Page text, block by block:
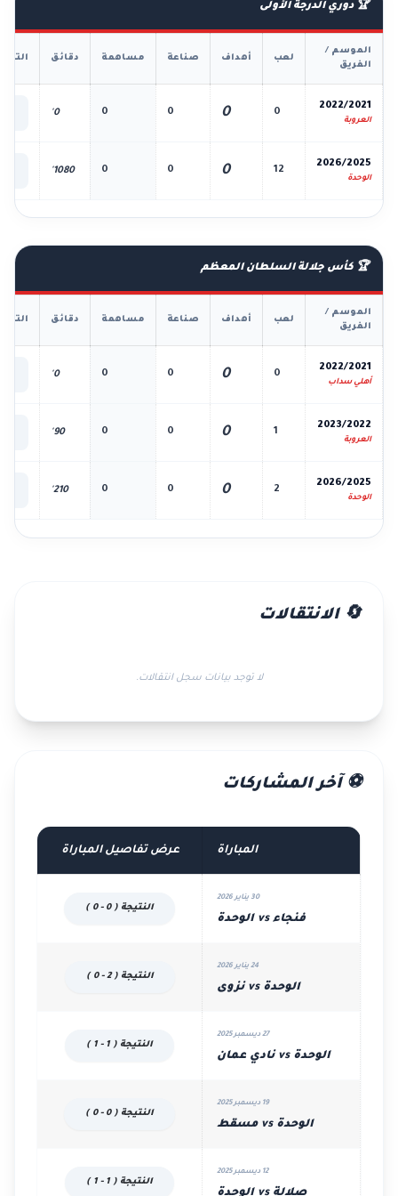
🏆 دوري الدرجة الأولى
الموسم /
الفريق
لعب أهداف صناعة مساهمة دقائق
2022/2021
العروبة
0
0
0
0
0'
2026/2025
الوحدة
12
0
0
0
1080'
🏆 كأس جلالة السلطان المعظم
الموسم /
الفريق
لعب أهداف صناعة مساهمة دقائق
2022/2021
أهلي سداب
0
0
0
0
0'
2023/2022
العروبة
1
0
0
0
90'
2026/2025
الوحدة
2
0
0
0
210'
🔄 الانتقالات
لا توجد بيانات سجل انتقالات.
⚽ آخر المشاركات
المباراة عرض تفاصيل المباراة
30 يناير 2026
فنجاء vs الوحدة
النتيجة ( 0 - 0 )
24 يناير 2026
الوحدة vs نزوى
النتيجة ( 2 - 0 )
27 ديسمبر 2025
الوحدة vs نادي عمان
النتيجة ( 1 - 1 )
19 ديسمبر 2025
الوحدة vs مسقط
النتيجة ( 0 - 0 )
12 ديسمبر 2025
صلالة vs الوحدة
النتيجة ( 1 - 1 )